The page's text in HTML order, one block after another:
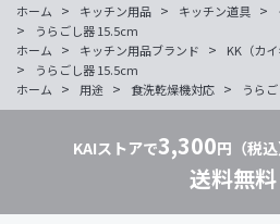
ホーム > キッチン用品 > キッチン道具 >
>
うらごし器 15.5cm
ホーム
> キッチン用品ブランド > KK（カイ
>
うらごし器 15.5cm
ホーム
> 用途 > 食洗乾燥機対応 > うら
KAIストアで3,300円（税
送料無料